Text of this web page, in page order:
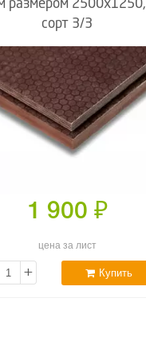
размером 2500х1250,
сорт 3/3
1 900 ₽
цена за лист
+ Купить